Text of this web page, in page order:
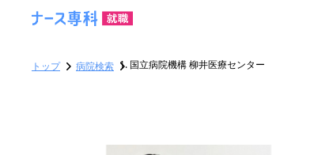
トップ 病院検索 国立病院機構 柳井医療センター